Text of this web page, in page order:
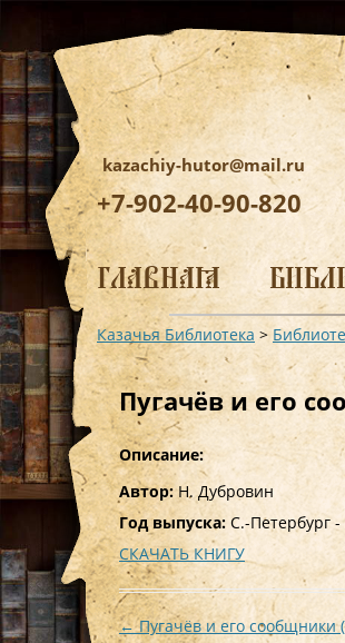
kazachiy-hutor@mail.ru
+7-902-40-90-820
Перейти
к
содержимому
ГЛАВНАЯ
Казачья Библиотека >
Пугачёв и его
Описание:
Автор:Н. Дубровин
Год выпуска: С.-Петербург -
СКАЧАТЬ КНИГУ
Навигация
←Пугачёв и его сообщники